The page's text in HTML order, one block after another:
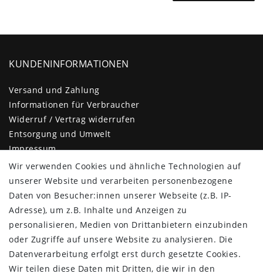
KUNDENINFORMATIONEN
Versand und Zahlung
Informationen für Verbraucher
Widerruf / Vertrag widerrufen
Entsorgung und Umwelt
Impressum
Daten­schutz­erklärung
AGB
Barrierefreiheitserklärung
Kontakt
KUNDENBEREICH
Login
Registrieren
Wir verwenden Cookies und ähnliche Technologien auf
unserer Website und verarbeiten personenbezogene
Daten von Besucher:innen unserer Webseite (z.B. IP-
Adresse), um z.B. Inhalte und Anzeigen zu
personalisieren, Medien von Drittanbietern einzubinden
oder Zugriffe auf unsere Website zu analysieren. Die
Datenverarbeitung erfolgt erst durch gesetzte Cookies.
Wir teilen diese Daten mit Dritten, die wir in den